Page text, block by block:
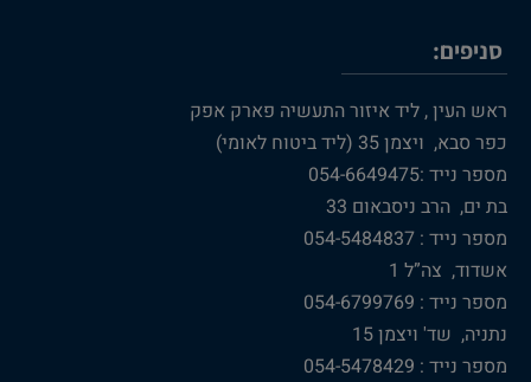
סניפים:
ראש העין , ליד איזור התעשיה פארק אפק
כפר סבא, ויצמן 35 (ליד ביטוח לאומי)
מספר נייד :054-6649475
בת ים, הרב ניסבאום 33
מספר נייד : 054-5484837
אשדוד, צה”ל 1
מספר נייד : 054-6799769
נתניה, שד' ויצמן 15
מספר נייד : 054-5478429